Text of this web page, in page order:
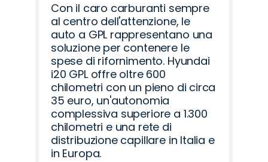
Con il caro carburanti sempre
al centro dell'attenzione, le
auto a GPL rappresentano una
soluzione per contenere le
spese di rifornimento. Hyundai
i20 GPL offre oltre 600
chilometri con un pieno di circa
35 euro, un'autonomia
complessiva superiore a 1.300
chilometri e una rete di
distribuzione capillare in Italia e
in Europa.